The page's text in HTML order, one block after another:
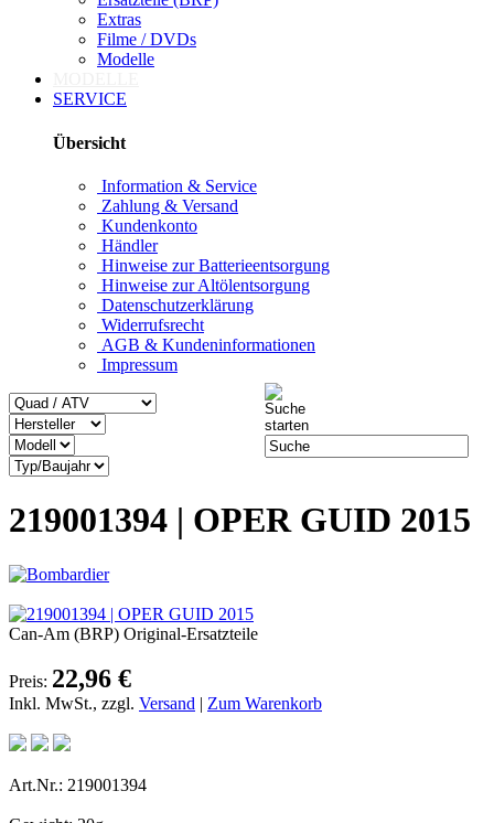
Extras
Filme / DVDs
Modelle
SERVICE
Übersicht
Information & Service
Zahlung & Versand
Kundenkonto
Händler
Hinweise zur Batterieentsorgung
Hinweise zur Altölentsorgung
Datenschutzerklärung
Widerrufsrecht
AGB & Kundeninformationen
Impressum
219001394 | OPER GUID 2015
Can-Am (BRP) Original-Ersatzteile
Preis: 22,96 €
Inkl. MwSt., zzgl. Versand | Zum Warenkorb
Art.Nr.: 219001394